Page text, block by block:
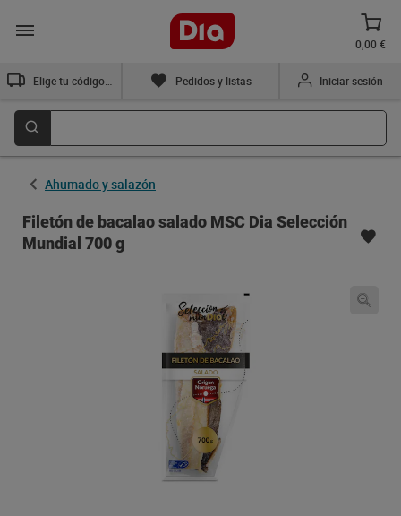
0,00 €
Pedidos y listas Iniciar sesión
Ahumado y salazón
Filetón de bacalao salado MSC Dia Selección
Mundial 700 g